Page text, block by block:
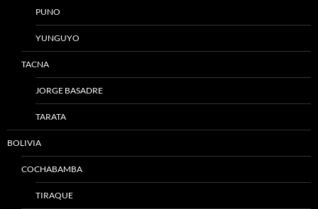
PUNO
YUNGUYO
TACNA
JORGE BASADRE
TARATA
BOLIVIA
COCHABAMBA
TIRAQUE